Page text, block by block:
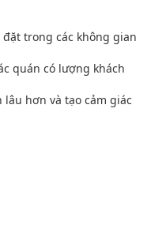
trong các không gian
quán có lượng khách
hơn và tạo cảm giác